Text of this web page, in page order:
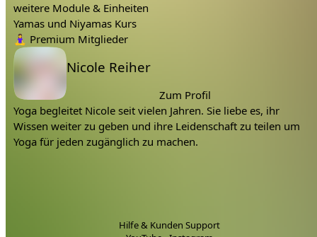
zu sein.
Lerne deine Kommunikation zu verbessern.
Lerne mehr über dich.
In dem Kurs erwarten dich:
10 Yoga Videos
10 Philosophie Videos
10 Journaling Aufgaben passend zum Thema
auf unsere heutiges Leben bezogen und in 10 Yoga
weitere Module & Einheiten
Yamas und Niyamas Kurs
Tags:
🧘‍♀️ Premium Mitglieder
Lehrer:
Nicole Reiher
Zum Profil
Yoga begleitet Nicole seit vielen Jahren. Sie liebe es, ihr
Wissen weiter zu geben und ihre Leidenschaft zu teilen um
Yoga für jeden zugänglich zu machen.
Hilfe & Kunden Support